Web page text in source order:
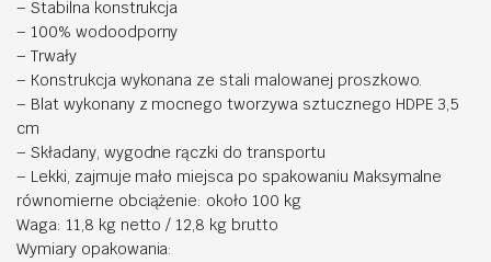
– Stabilna konstrukcja
– 100% wodoodporny
– Trwały
– Konstrukcja wykonana ze stali malowanej proszkowo.
– Blat wykonany z mocnego tworzywa sztucznego HDPE 3,5
cm
– Składany, wygodne rączki do transportu
– Lekki, zajmuje mało miejsca po spakowaniu Maksymalne
równomierne obciążenie: około 100 kg
Waga: 11,8 kg netto / 12,8 kg brutto
Wymiary opakowania: